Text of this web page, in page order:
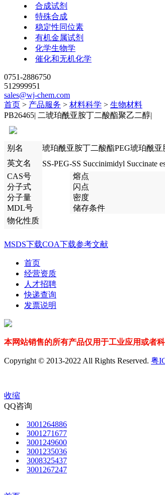
合成试剂
特殊合成
稳定性同位素
有机金属试剂
化学生物学
催化和无机化学
0751-2886750
512999951
sales@wj-chem.com
首页 > 产品服务 > 材料科学 > 生物材料
PB26465| 二琥珀酰亚胺丁二酸酯聚乙二醇|
别名
琥珀酰亚胺丁二酸酯PEG琥珀酰
英文名
SS-PEG-SS Succinimidyl Succinate
CAS号
熔点
分子式
闪点
分子量
密度
MDL号
储存条件
物化性质
MSDS下载COA下载参考文献
首页
经营资质
人才招聘
快递查询
发票说明
本网站销售的所有产品仅用于工业应用或者
Copyright © 2013-2022 All Rights Reserved. 粤
收缩
QQ咨询
3001264886
3001271677
3001249600
3001235036
3008325437
3001267247